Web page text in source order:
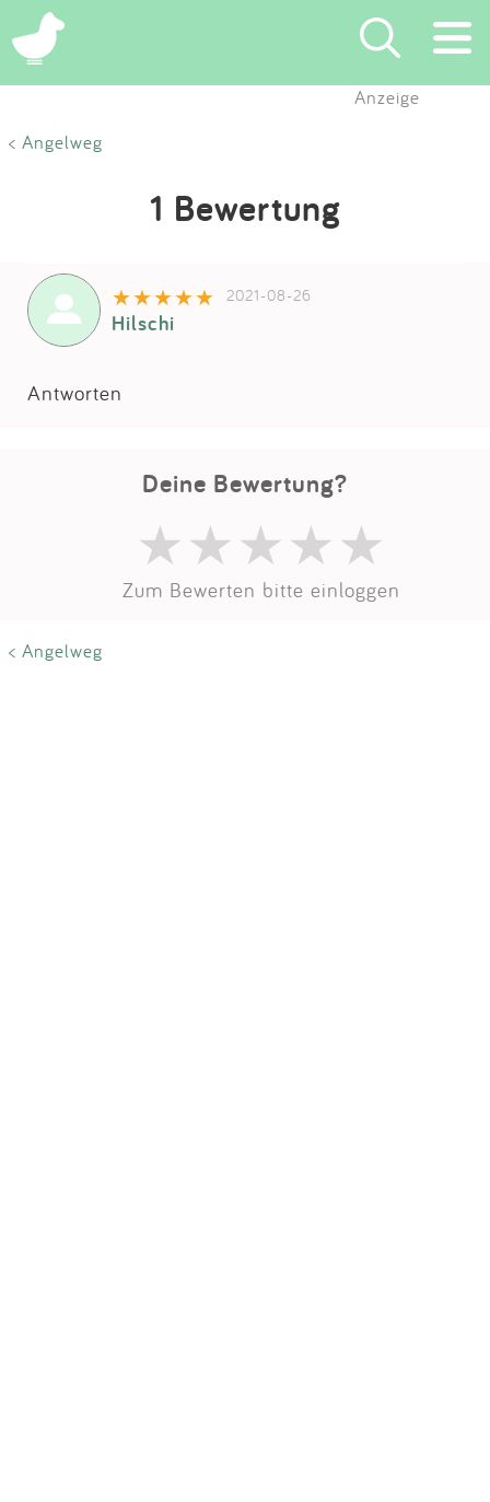
Eintragen
Impressum
Anmelden
Anzeige
< Angelweg
1 Bewertung
2021-08-26
Hilschi
Antworten
Deine Bewertung?
Zum Bewerten bitte einloggen
< Angelweg